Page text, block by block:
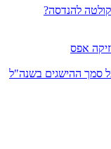
להנדסה?
אפס
סמך ההישגים בשנה"ל